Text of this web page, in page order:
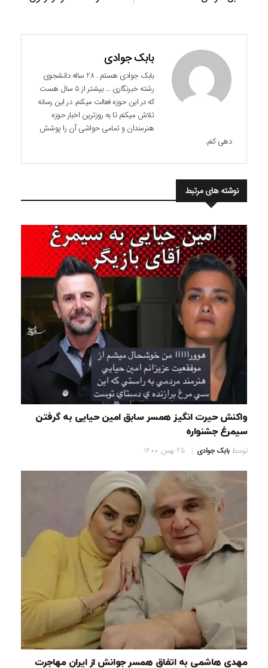
بابک جوادی
بابک جوادی هستم . 28 ساله دانشجوی
رشته خبرنگاری ... بیشتر از 5 سال هست
که در این حوزه فعالت میکنم. در این رسانه
تلاش میکنم تا به روزترین اخبار حوزه
هنرمندان و تمامی حواشی آن را پوشش
دهی کنم.
نوشته های مرتبط
واکنش حیرت انگیز همسر سابق امین حیایی به گرفتن
سیمرغ جشنواره
توسطبابک جوادی 25 بهمن, 1400
مهدی هاشمی به اتفاق همسر جوانش از ایران مهاجرت